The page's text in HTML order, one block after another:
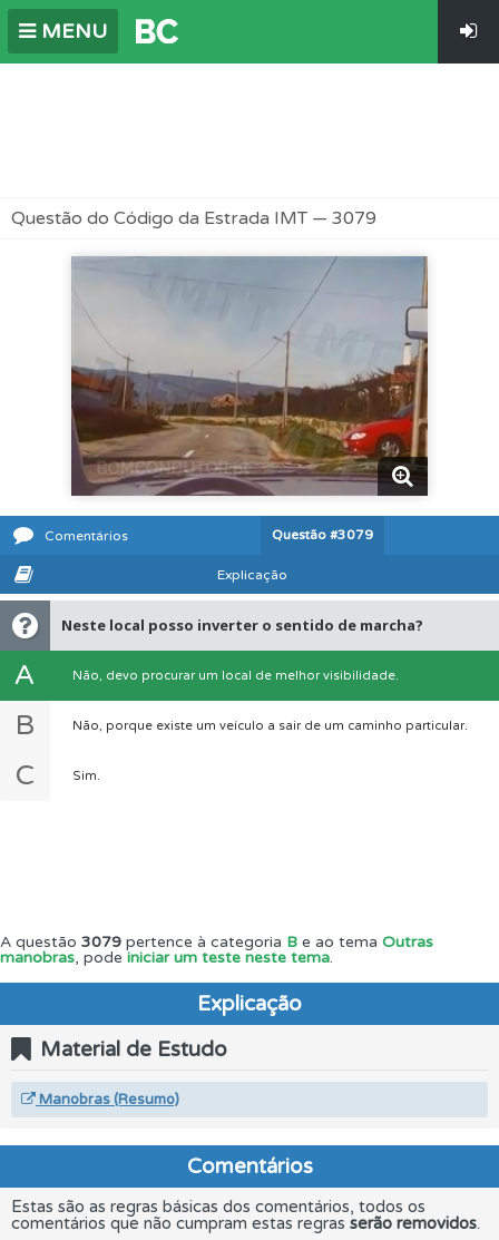
MENU
Questão do Código da Estrada IMT — 3079
Comentários Questão #3079
Explicação
Neste local posso inverter o sentido de marcha?
A Não, devo procurar um local de melhor visibilidade.
B Não, porque existe um veículo a sair de um caminho particular.
C Sim.
A questão 3079 pertence à categoria B e ao tema Outras
manobras, pode iniciar um teste neste tema.
Explicação
Material de Estudo
Manobras (Resumo)
Comentários
Estas são as regras básicas dos comentários, todos os
comentários que não cumpram estas regras serão removidos.